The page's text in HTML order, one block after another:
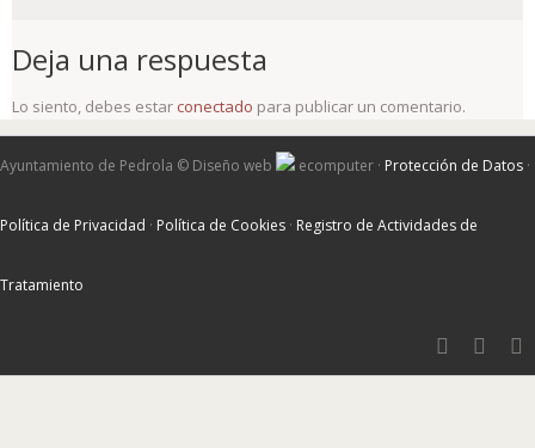
Deja una respuesta
Lo siento, debes estar conectado para publicar un comentario.
Ayuntamiento de Pedrola © Diseño web ecomputer · Protección de Datos ·
Política de Privacidad · Política de Cookies · Registro de Actividades de
Tratamiento